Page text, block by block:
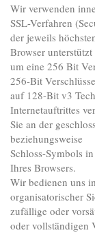
Wir verwenden
SSL-Verfahren
der jeweils
Browser
um eine 256 Bit
256-Bit
auf 128-Bit v3
Internetauftrittes
Sie an der
beziehungsweise
Schloss-Symbols
Ihres Browsers.
Wir bedienen uns
organisatorischer
zufällige oder
oder vollständigen